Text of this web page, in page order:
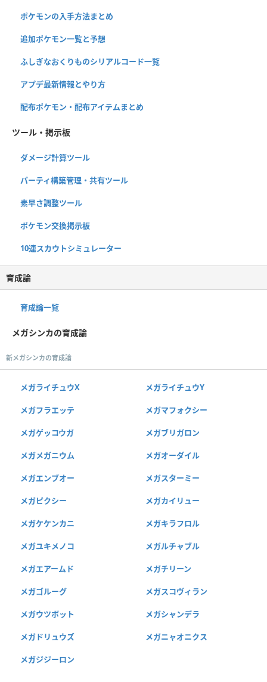
ポケモンの入手方法まとめ
追加ポケモン一覧と予想
ふしぎなおくりものシリアルコード一覧
アプデ最新情報とやり方
配布ポケモン・配布アイテムまとめ
ツール・掲示板
ダメージ計算ツール
パーティ構築管理・共有ツール
素早さ調整ツール
ポケモン交換掲示板
10連スカウトシミュレーター
育成論
育成論一覧
メガシンカの育成論
新メガシンカの育成論
メガライチュウX メガライチュウY
メガフラエッテ メガマフォクシー
メガゲッコウガ メガブリガロン
メガメガニウム メガオーダイル
メガエンブオー メガスターミー
メガピクシー メガカイリュー
メガケケンカニ メガキラフロル
メガユキメノコ メガルチャブル
メガエアームド メガチリーン
メガゴルーグ メガスコヴィラン
メガウツボット メガシャンデラ
メガドリュウズ メガニャオニクス
メガジジーロン